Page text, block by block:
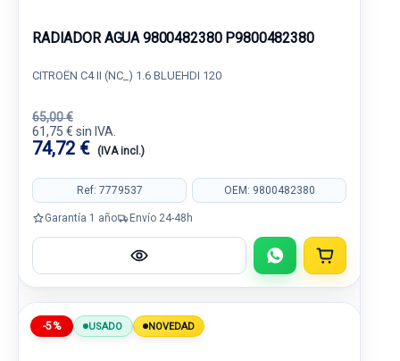
RADIADOR AGUA 9800482380 P9800482380
CITROËN C4 II (NC_) 1.6 BLUEHDI 120
65,00 €
61,75 € sin IVA.
74,72 € (IVA incl.)
Ref: 7779537 OEM: 9800482380
Garantía 1 año Envío 24-48h
-5% USADO NOVEDAD